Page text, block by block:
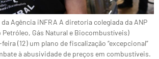
Agência iNFRA A diretoria colegiada da ANP
Petróleo, Gás Natural e Biocombustíveis)
(12) um plano de fiscalização “excepcional”
à abusividade de preços em combustíveis.